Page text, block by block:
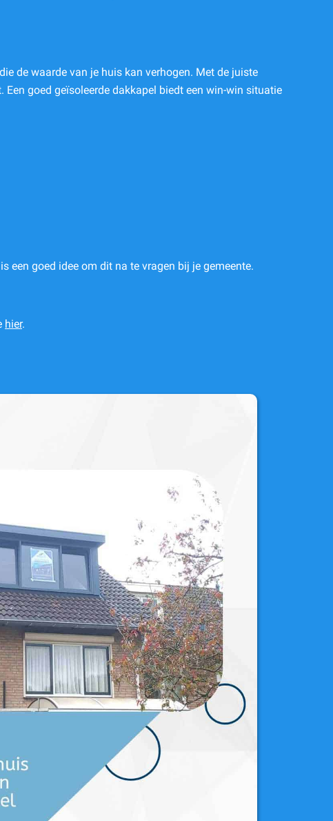
de waarde van je huis kan verhogen. Met de juiste
goed geïsoleerde dakkapel biedt een win-win situatie
een goed idee om dit na te vragen bij je gemeente.
hier.